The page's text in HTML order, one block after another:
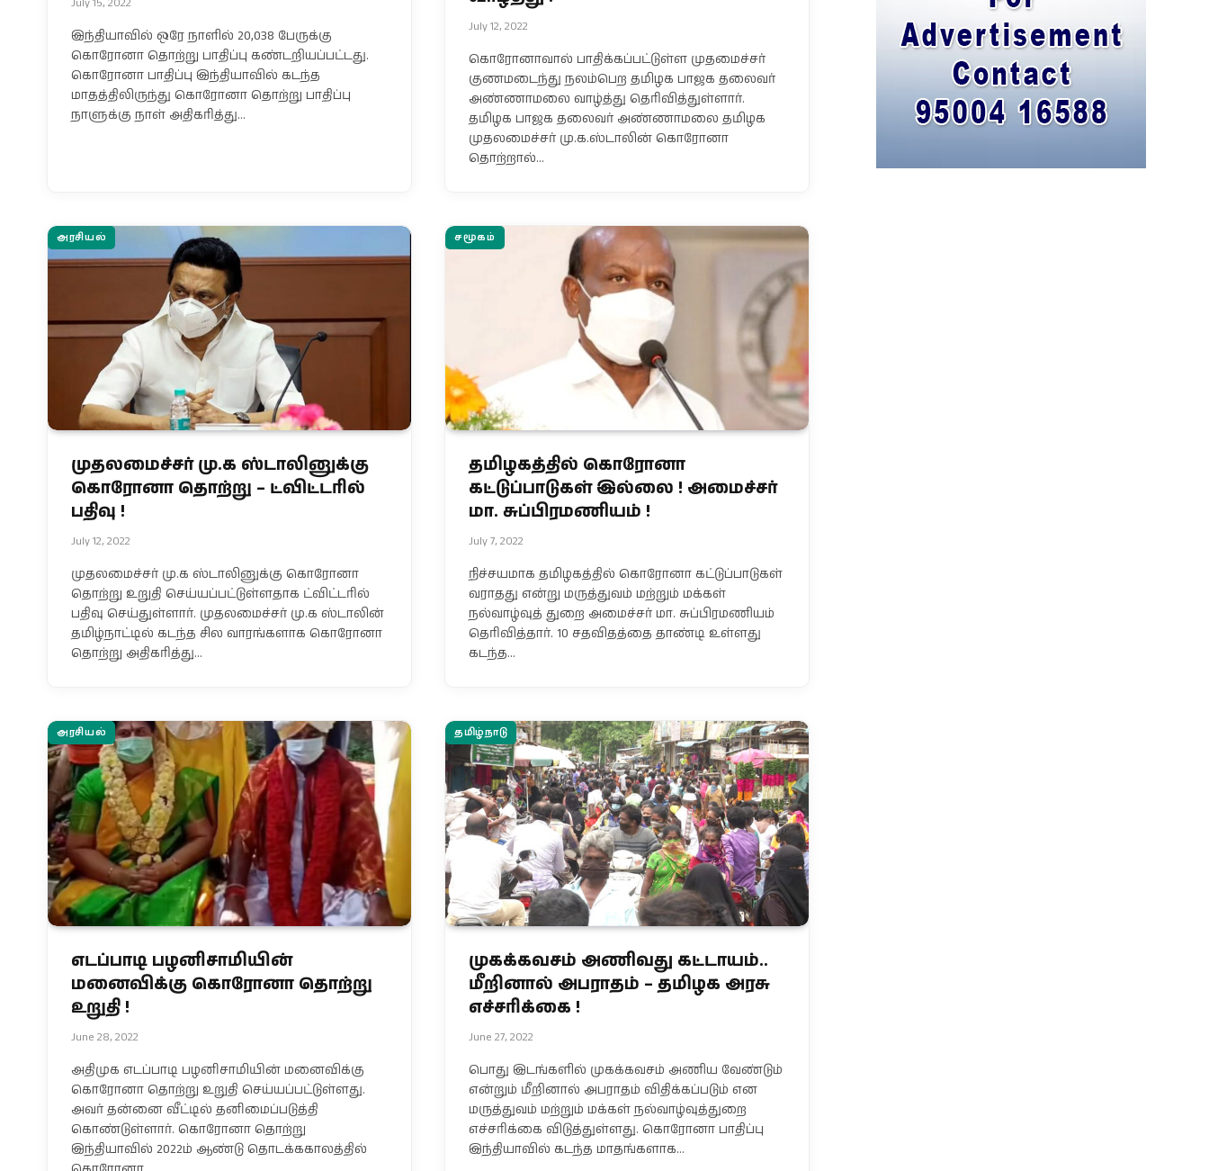
July 15, 2022
இந்தியாவில் ஒரே நாளில் 20,038 பேருக்கு
கொரோனா தொற்று பாதிப்பு கண்டறியப்பட்டது.
கொரோனா பாதிப்பு இந்தியாவில் கடந்த
மாதத்திலிருந்து கொரோனா தொற்று பாதிப்பு
நாளுக்கு நாள் அதிகரித்து…
July 12, 2022
கொரோனாவால் பாதிக்கப்பட்டுள்ள முதமைச்சர்
குணமடைந்து நலம்பெற தமிழக பாஜக தலைவர்
அண்ணாமலை வாழ்த்து தெரிவித்துள்ளார்.
தமிழக பாஜக தலைவர் அண்ணாமலை தமிழக
முதலமைச்சர் மு.க.ஸ்டாலின் கொரோனா
தொற்றால்…
அரசியல்
முதலமைச்சர் மு.க ஸ்டாலினுக்கு
கொரோனா தொற்று – ட்விட்டரில்
பதிவு !
July 12, 2022
முதலமைச்சர் மு.க ஸ்டாலினுக்கு கொரோனா
தொற்று உறுதி செய்யப்பட்டுள்ளதாக ட்விட்டரில்
பதிவு செய்துள்ளார். முதலமைச்சர் மு.க ஸ்டாலின்
தமிழ்நாட்டில் கடந்த சில வாரங்களாக கொரோனா
தொற்று அதிகரித்து…
சமூகம்
தமிழகத்தில் கொரோனா
கட்டுப்பாடுகள் இல்லை ! அமைச்சர்
மா. சுப்பிரமணியம் !
July 7, 2022
நிச்சயமாக தமிழகத்தில் கொரோனா கட்டுப்பாடுகள்
வராதது என்று மருத்துவம் மற்றும் மக்கள்
நல்வாழ்வுத் துறை அமைச்சர் மா. சுப்பிரமணியம்
தெரிவித்தார். 10 சதவிதத்தை தாண்டி உள்ளது
கடந்த…
அரசியல்
எடப்பாடி பழனிசாமியின்
மனைவிக்கு கொரோனா தொற்று
உறுதி !
June 28, 2022
அதிமுக எடப்பாடி பழனிசாமியின் மனைவிக்கு
கொரோனா தொற்று உறுதி செய்யப்பட்டுள்ளது.
அவர் தன்னை வீட்டில் தனிமைப்படுத்தி
கொண்டுள்ளார். கொரோனா தொற்று
இந்தியாவில் 2022ம் ஆண்டு தொடக்ககாலத்தில்
தமிழ்நாடு
முகக்கவசம் அணிவது கட்டாயம்..
மீறினால் அபராதம் – தமிழக அரசு
எச்சரிக்கை !
June 27, 2022
பொது இடங்களில் முகக்கவசம் அணிய வேண்டும்
என்றும் மீறினால் அபராதம் விதிக்கப்படும் என
மருத்துவம் மற்றும் மக்கள் நல்வாழ்வுத்துறை
எச்சரிக்கை விடுத்துள்ளது. கொரோனா பாதிப்பு
இந்தியாவில் கடந்த மாதங்களாக…